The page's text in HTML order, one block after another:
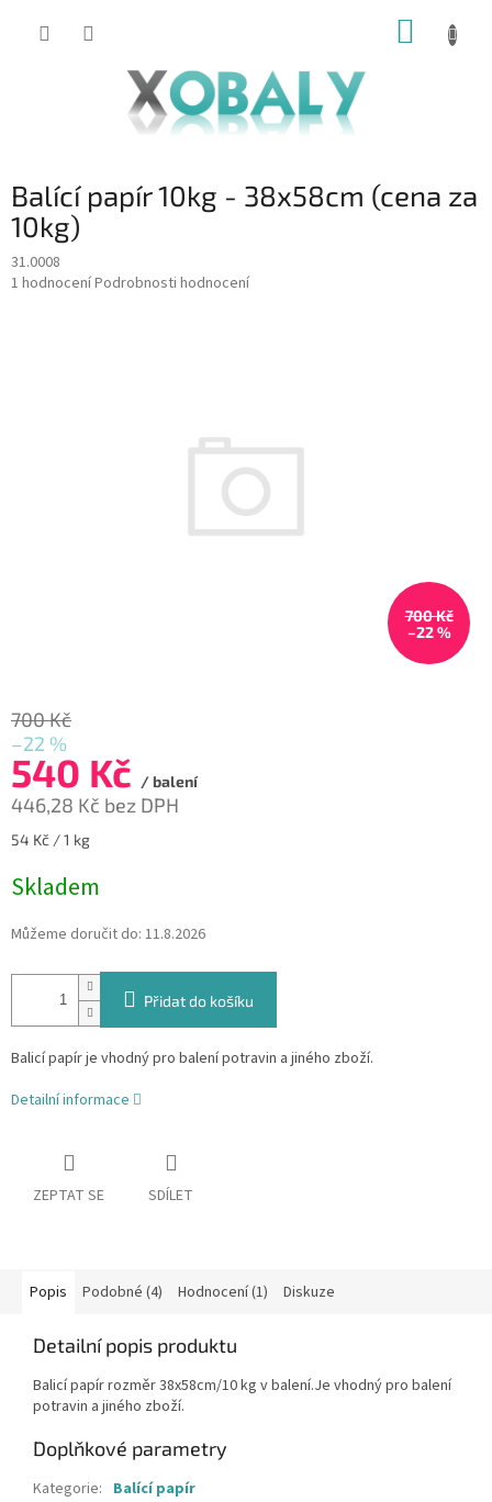
KOŠÍK
Balící papír 10kg - 38x58cm (cena za
10kg)
31.0008
Průměrné
1 hodnoceníPodrobnosti hodnocení
700 Kč
–22 %
700 Kč
–22 %
540 Kč / balení
446,28 Kč bez DPH
Měrná
54 Kč / 1 kg
Skladem
Můžeme doručit do: 11.8.2026
Přidat do košíku
Balicí papír je vhodný pro balení potravin a jiného zboží.
Detailní informace
ZEPTAT SE SDÍLET
Popis Podobné (4) Hodnocení (1) Diskuze
Detailní popis produktu
Balicí papír rozměr 38x58cm/10 kg v balení.Je vhodný pro balení
potravin a jiného zboží.
Doplňkové parametry
Kategorie: Balící papír